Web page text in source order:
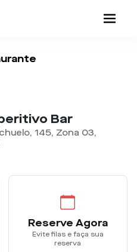
Bar
145, Zona 03,
Reserve Agora
Evite filas e faça sua
reserva